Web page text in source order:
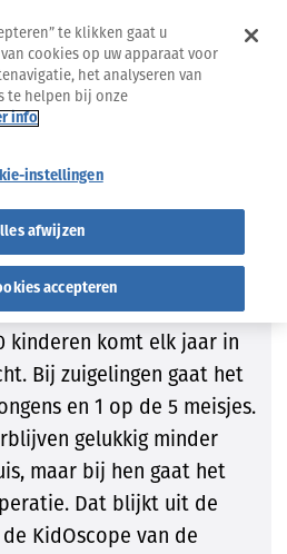
1 op de 10
ziekenhuis
kinderen komt elk jaar in
Bij zuigelingen gaat het
en 1 op de 5 meisjes.
gelukkig minder
maar bij hen gaat het
Dat blijkt uit de
KidOscope van de
te klikken gaat u
cookies op uw apparaat voor
het analyseren van
te helpen bij onze
info
instellingen
afwijzen
accepteren